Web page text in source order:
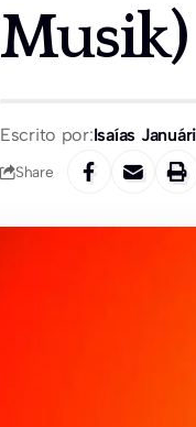
Musik)
Escrito por:Isaías
Share